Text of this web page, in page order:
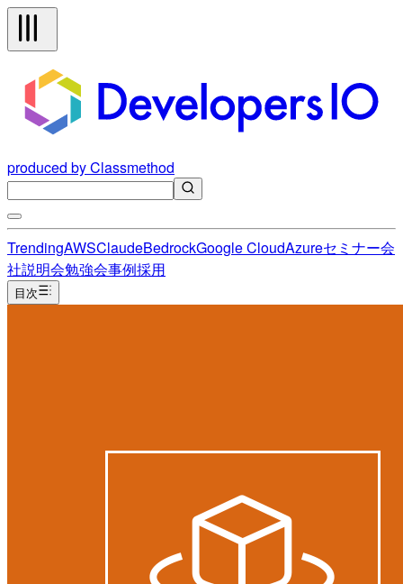
produced by Classmethod
TrendingAWSClaudeBedrockGoogle CloudAzureセミナー会
社説明会勉強会事例採用
目次